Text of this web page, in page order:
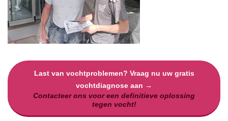
Last van vochtproblemen? Vraag nu uw gratis
vochtdiagnose aan →
Contacteer ons voor een definitieve oplossing
tegen vocht!